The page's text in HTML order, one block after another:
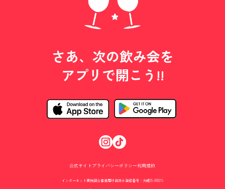
さあ、次の飲み会を
アプリで開こう!!
公式サイトプライバシーポリシー利用規約
インターネット異性紹介事業届け出済み登録番号：大崎25-088219